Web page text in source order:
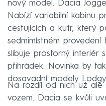
nový model. Dacia
Nabízí variabilní kabinu
cestujících a kufr, který
sedmimístném
slibuje prostorný interiér
přihrádek. Novinka by
dosavadní modely
Na rozdíl od nich už ale
vozem. Dacia se kvůli